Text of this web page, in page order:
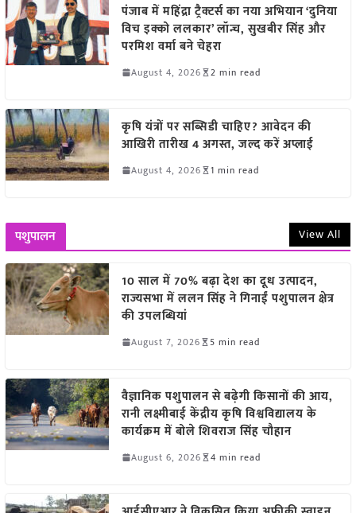
पंजाब में महिंद्रा ट्रैक्टर्स का नया अभियान ‘दुनिया
विच इक्को ललकार’ लॉन्च, सुखबीर सिंह और
परमिश वर्मा बने चेहरा
August 4, 2026 2 min read
कृषि यंत्रों पर सब्सिडी चाहिए? आवेदन की
आखिरी तारीख 4 अगस्त, जल्द करें अप्लाई
August 4, 2026 1 min read
पशुपालन View All
10 साल में 70% बढ़ा देश का दूध उत्पादन,
राज्यसभा में ललन सिंह ने गिनाईं पशुपालन क्षेत्र
की उपलब्धियां
August 7, 2026 5 min read
वैज्ञानिक पशुपालन से बढ़ेगी किसानों की आय,
रानी लक्ष्मीबाई केंद्रीय कृषि विश्वविद्यालय के
कार्यक्रम में बोले शिवराज सिंह चौहान
August 6, 2026 4 min read